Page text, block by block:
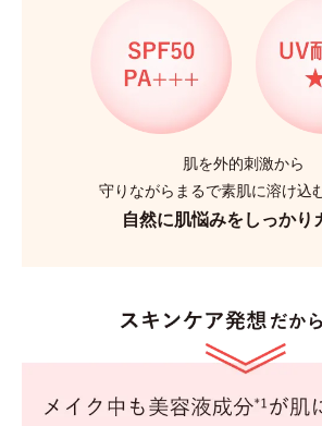
肌を外的刺激から
守りながらまるで素肌に溶け込
自然に肌悩みをしっかり